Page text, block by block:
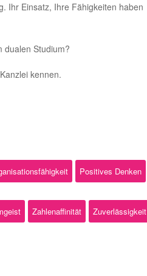
Ihr Einsatz, Ihre Fähigkeiten haben
dualen Studium?
kennen.
Positives Denken
Zahlenaffinität Zuverlässigkeit